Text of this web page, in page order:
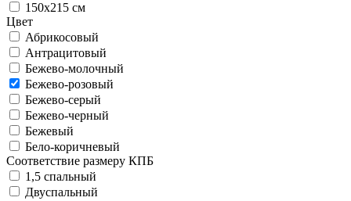
150х215 см
Цвет
Абрикосовый
Антрацитовый
Бежево-молочный
Бежево-розовый
Бежево-серый
Бежево-черный
Бежевый
Бело-коричневый
Соответствие размеру КПБ
1,5 спальный
Двуспальный